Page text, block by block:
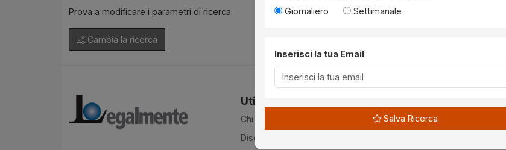
Prova a modificare i parametri di ricerca:
Cambia la ricerca
Utilità
Chi siamo
Disclaimer
Normativa
Giornaliero Settimanale
Inserisci la tua Email
Salva Ricerca